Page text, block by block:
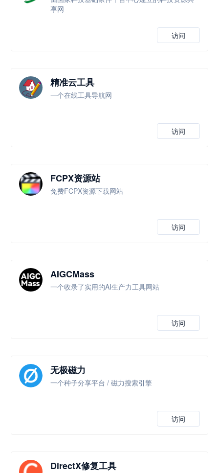
享网
访问
精准云工具
一个在线工具导航网
访问
FCPX资源站
免费FCPX资源下载网站
访问
AIGCMass
一个收录了实用的AI生产力工具网站
访问
无极磁力
一个种子分享平台 / 磁力搜索引擎
访问
DirectX修复工具